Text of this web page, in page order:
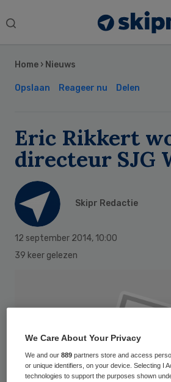
Search
Home › Nieuws
Opslaan Reageer nu Delen
Eric Rikkert
directeur SJG
Skipr Redactie
12 september 2014, 10:00
39 keer gelezen
Sidebar
We Care About Your Privacy
We and our889 partners store and access
or unique identifiers, on your device. Selecting I
technologies to support the purposes shown